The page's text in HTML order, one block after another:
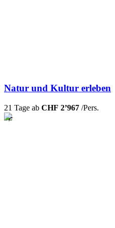
Natur und Kultur erleben
21 Tage ab CHF 2’967 /Pers.